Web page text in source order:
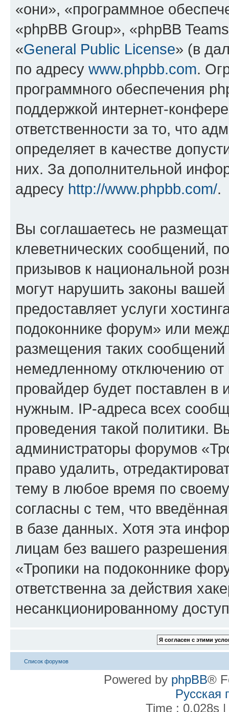
«они», «программное
«phpBB Group», «phpBB
«General Public License» (в
по адресу www.phpbb.com.
программного обеспечения
поддержкой интернет-
ответственности за то, что
определяет в качестве
них. За дополнительной
адресу http://www.phpbb.com/.
Вы соглашаетесь не
клеветнических сообщений,
призывов к национальной
могут нарушить законы
предоставляет услуги
подоконнике форум» или
размещения таких
немедленному отключению
провайдер будет поставлен в
нужным. IP-адреса всех
проведения такой политики.
администраторы форумов
право удалить,
тему в любое время по
согласны с тем, что
в базе данных. Хотя эта
лицам без вашего
«Тропики на подоконнике
ответственна за действия
несанкционированному
Список форумов
Powered by phpBB®
Русская
Time : 0.028s